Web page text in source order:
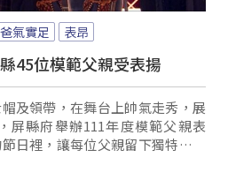
爸氣實足 表昂
45位模範父親受表揚
及領帶，在舞台上帥氣走秀，展
屏縣府舉辦111年度模範父親表
日裡，讓每位父親留下獨特且難